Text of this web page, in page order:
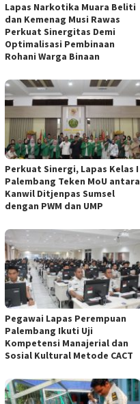
Lapas Narkotika Muara Beliti
dan Kemenag Musi Rawas
Perkuat Sinergitas Demi
Optimalisasi Pembinaan
Rohani Warga Binaan
Perkuat Sinergi, Lapas Kelas I
Palembang Teken MoU antara
Kanwil Ditjenpas Sumsel
dengan PWM dan UMP
Pegawai Lapas Perempuan
Palembang Ikuti Uji
Kompetensi Manajerial dan
Sosial Kultural Metode CACT